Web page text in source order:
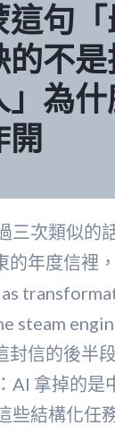
這句「
的不是
」為什
開
三次類似的
的年度信裡
steam
信的後半
AI 拿掉的是
些結構化任